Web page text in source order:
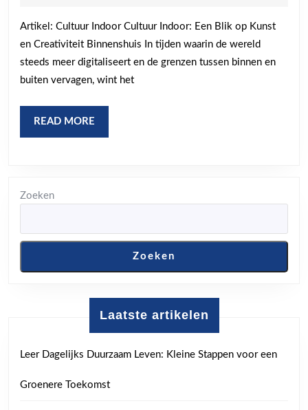
Indoor
Artikel: Cultuur Indoor Cultuur Indoor: Een Blik op Kunst
en Creativiteit Binnenshuis In tijden waarin de wereld
steeds meer digitaliseert en de grenzen tussen binnen en
buiten vervagen, wint het
READ MORE
MORE
Zoeken
Zoeken
Laatste artikelen
Leer Dagelijks Duurzaam Leven: Kleine Stappen voor een
Groenere Toekomst